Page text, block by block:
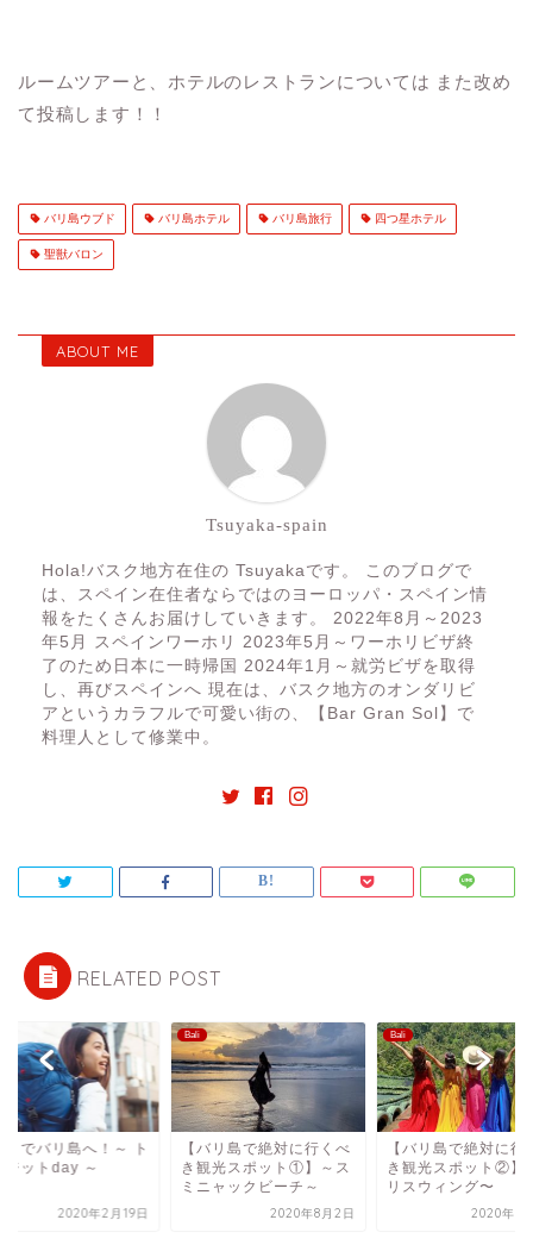
ルームツアーと、ホテルのレストランについては また改め
て投稿します！！
バリ島ウブド バリ島ホテル バリ島旅行 四つ星ホテル
聖獣バロン
ABOUT ME
Tsuyaka-spain
Hola!バスク地方在住の Tsuyakaです。 このブログで
は、スペイン在住者ならではのヨーロッパ・スペイン情
報をたくさんお届けしていきます。 2022年8月～2023
年5月 スペインワーホリ 2023年5月～ワーホリビザ終
了のため日本に一時帰国 2024年1月～就労ビザを取得
し、再びスペインへ 現在は、バスク地方のオンダリビ
アというカラフルで可愛い街の、【Bar Gran Sol】で
料理人として修業中。
RELATED POST
リ島で絶対に行くべ
光スポット①】～ス
2020年8月2日
Bali
【バリ島で絶対に行くべ
き観光スポット②】～バ
リスウィング〜
2020年8月10日
Bali
ＬＣＣでバリ島へ！
ランジットday ～
2020年2